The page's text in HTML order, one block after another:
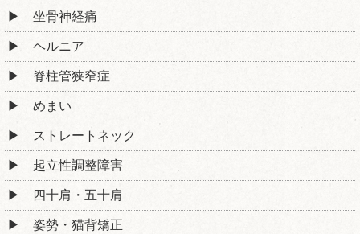
坐骨神経痛
ヘルニア
脊柱管狭窄症
めまい
ストレートネック
起立性調整障害
四十肩・五十肩
姿勢・猫背矯正